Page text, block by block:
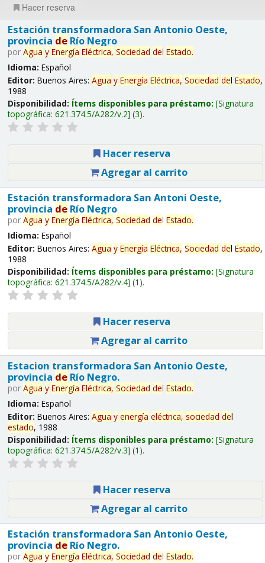
Hacer reserva
Estación transformadora San Antonio Oeste,
provincia deRío Negro
por Agua y Energía Eléctrica, Sociedad del Estado.
Idioma: Español
Editor: Buenos Aires: Agua y Energía Eléctrica, Sociedad del Estado,
1988
Disponibilidad: Ítems disponibles para préstamo: Signatura
topográfica: 621.374.5/A282/v.2 (3).
Hacer reserva
Agregar al carrito
Estación transformadora San Antoni Oeste,
provincia deRío Negro
por Agua y Energía Eléctrica, Sociedad del Estado.
Idioma: Español
Editor: Buenos Aires: Agua y Energía Eléctrica, Sociedad del Estado,
1988
Disponibilidad: Ítems disponibles para préstamo: Signatura
topográfica: 621.374.5/A282/v.4 (1).
Hacer reserva
Agregar al carrito
Estacion transformadora San Antonio Oeste,
provincia deRío Negro.
por Agua y Energía Eléctrica, Sociedad del Estado.
Idioma: Español
Editor: Buenos Aires: Agua y energía eléctrica, sociedad del
estado, 1988
Disponibilidad: Ítems disponibles para préstamo: Signatura
topográfica: 621.374.5/A282/v.3 (1).
Hacer reserva
Agregar al carrito
Estación transformadora San Antonio Oeste,
provincia deRío Negro.
por Agua y Energía Eléctrica, Sociedad del Estado.